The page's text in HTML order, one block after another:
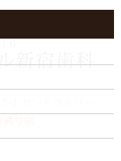
1 セントラルパー